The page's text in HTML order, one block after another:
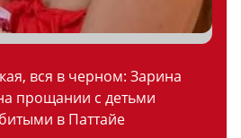
вся в черном: Зарина
прощании с детьми
в Паттайе